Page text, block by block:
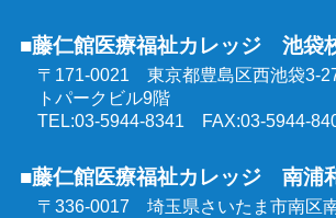
■藤仁館医療福祉カレッジ 池袋
〒171-0021 東京都豊島区西池袋3-
トパークビル9階
TEL:03-5944-8341 FAX:03-5944-
■藤仁館医療福祉カレッジ 南浦
〒336-0017 埼玉県さいたま市南区